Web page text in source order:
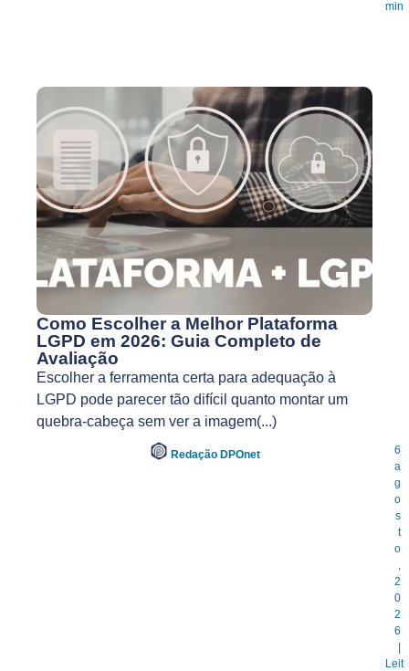
min
Como Escolher a Melhor Plataforma
LGPD em 2026: Guia Completo de
Avaliação
Escolher a ferramenta certa para adequação à
LGPD pode parecer tão difícil quanto montar um
quebra-cabeça sem ver a imagem(...)
Redação DPOnet
6
a
g
o
s
t
o
2
0
2
6
|
Leit